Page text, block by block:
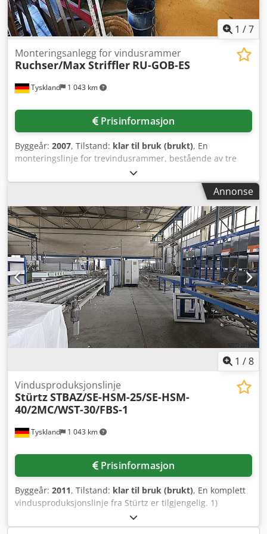
1 /7
Tyskland 1 043 km
Monteringsanlegg for vindusrammer
Ruchser/Max Striffler RU-GOB-ES
Prisinformasjon
Byggeår: 2007, Tilstand: klar til bruk (brukt), En
monteringslinje for trevindusrammer, bestående av tre
hovedkomponenter, er tilgjengelig. 1) Bord for montering
av rammer med stans og automatisk skrutrekker Powasert.
2) Sag for glasslist, Max Striffler. 3) Maskin for boring av
hull for hjørnebeslag og håndtak, Ruchser RU-GOB-ES,
byggeår: 2007. Dokumentasjon er tilgjengelig. Det er mulig
å foreta en befaring på stedet. Kun salg av hele settet er
mulig. Dedjzi Eimepfx Aavowa
Annonse
1 /8
Tyskland 1 043 km
Vindusproduksjonslinje
StürtzSTBAZ/SE-HSM-25/SE-HSM-
40/2MC/WST-30/FBS-1
Prisinformasjon
Byggeår: 2011, Tilstand: klar til bruk (brukt), En komplett
vindusproduksjonslinje fra Stürtz er tilgjengelig. 1)
Stangbearbeidingsanlegg Stürtz STBAZ-IPT-4000-V for
rammer, vindus- og dørfløyer samt midtstolper,